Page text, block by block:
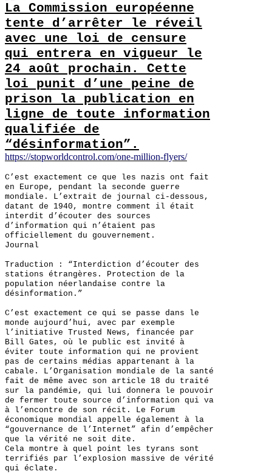
La Commission européenne
tente d’arrêter le réveil
avec une loi de censure
qui entrera en vigueur le
24 août prochain. Cette
loi punit d’une peine de
prison la publication en
ligne de toute information
qualifiée de
“désinformation”.
https://stopworldcontrol.com/one-million-flyers/
C’est exactement ce que les nazis ont fait
en Europe, pendant la seconde guerre
mondiale. L’extrait de journal ci-dessous,
datant de 1940, montre comment il était
interdit d’écouter des sources
d’information qui n’étaient pas
officiellement du gouvernement.
Journal
Traduction : “Interdiction d’écouter des
stations étrangères. Protection de la
population néerlandaise contre la
désinformation.”
C’est exactement ce qui se passe dans le
monde aujourd’hui, avec par exemple
l’initiative Trusted News, financée par
Bill Gates, où le public est invité à
éviter toute information qui ne provient
pas de certains médias appartenant à la
cabale. L’Organisation mondiale de la santé
fait de même avec son article 18 du traité
sur la pandémie, qui lui donnera le pouvoir
de fermer toute source d’information qui va
à l’encontre de son récit. Le Forum
économique mondial appelle également à la
“gouvernance de l’Internet” afin d’empêcher
que la vérité ne soit dite.
Cela montre à quel point les tyrans sont
terrifiés par l’explosion massive de vérité
qui éclate.